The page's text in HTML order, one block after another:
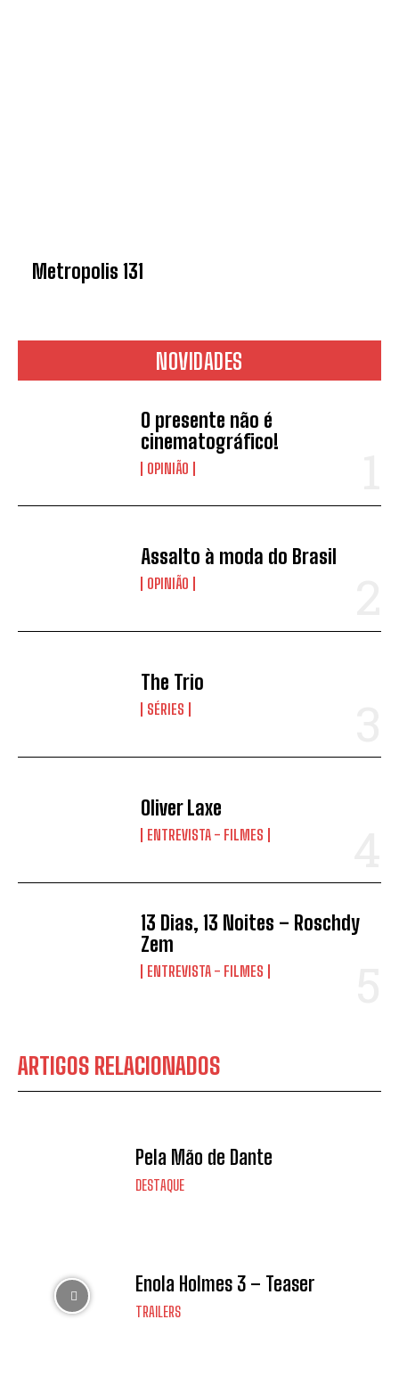
Metropolis 131
NOVIDADES
O presente não é
cinematográfico!
OPINIÃO
Assalto à moda do Brasil
OPINIÃO
The Trio
SÉRIES
Oliver Laxe
ENTREVISTA - FILMES
13 Dias, 13 Noites – Roschdy
Zem
ENTREVISTA - FILMES
ARTIGOS RELACIONADOS
Pela Mão de Dante
DESTAQUE
Enola Holmes 3 – Teaser
TRAILERS